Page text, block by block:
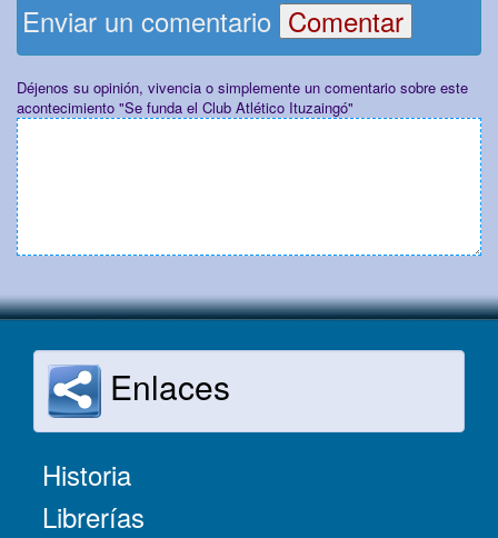
Enviar un comentario
Déjenos su opinión, vivencia o simplemente un comentario sobre este
acontecimiento "Se funda el Club Atlético Ituzaingó"
Enlaces
Historia
Librerías